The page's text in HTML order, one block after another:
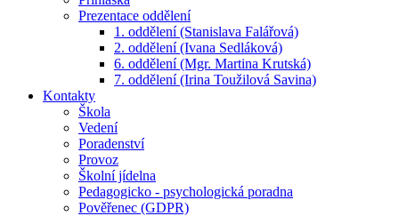
Prezentace oddělení
1. oddělení (Stanislava Falářová)
2. oddělení (Ivana Sedláková)
6. oddělení (Mgr. Martina Krutská)
7. oddělení (Irina Toužilová Savina)
Kontakty
Škola
Vedení
Poradenství
Provoz
Školní jídelna
Pedagogicko - psychologická poradna
Pověřenec (GDPR)